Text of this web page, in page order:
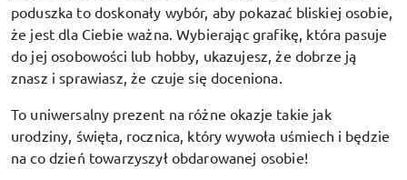
poduszka to doskonały wybór, aby pokazać bliskiej osobie,
że jest dla Ciebie ważna. Wybierając grafikę, która pasuje
do jej osobowości lub hobby, ukazujesz, że dobrze ją
znasz i sprawiasz, że czuje się doceniona.
To uniwersalny prezent na różne okazje takie jak
urodziny, święta, rocznica, który wywoła uśmiech i będzie
na co dzień towarzyszył obdarowanej osobie!